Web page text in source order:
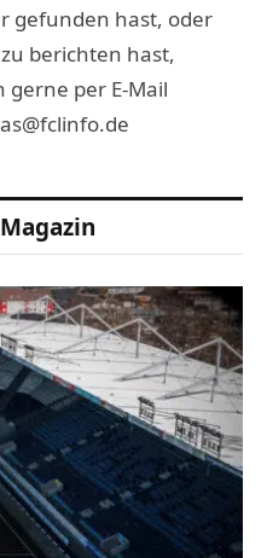
gefunden hast, oder
berichten hast,
gerne per E-Mail